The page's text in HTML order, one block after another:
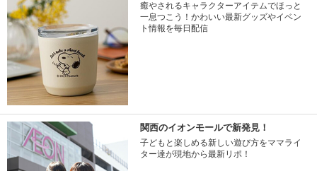
癒やされるキャラクターアイテムでほっと
一息つこう！かわいい最新グッズやイベン
ト情報を毎日配信
関西のイオンモールで新発見！
子どもと楽しめる新しい遊び方をママライ
ター達が現地から最新リポ！